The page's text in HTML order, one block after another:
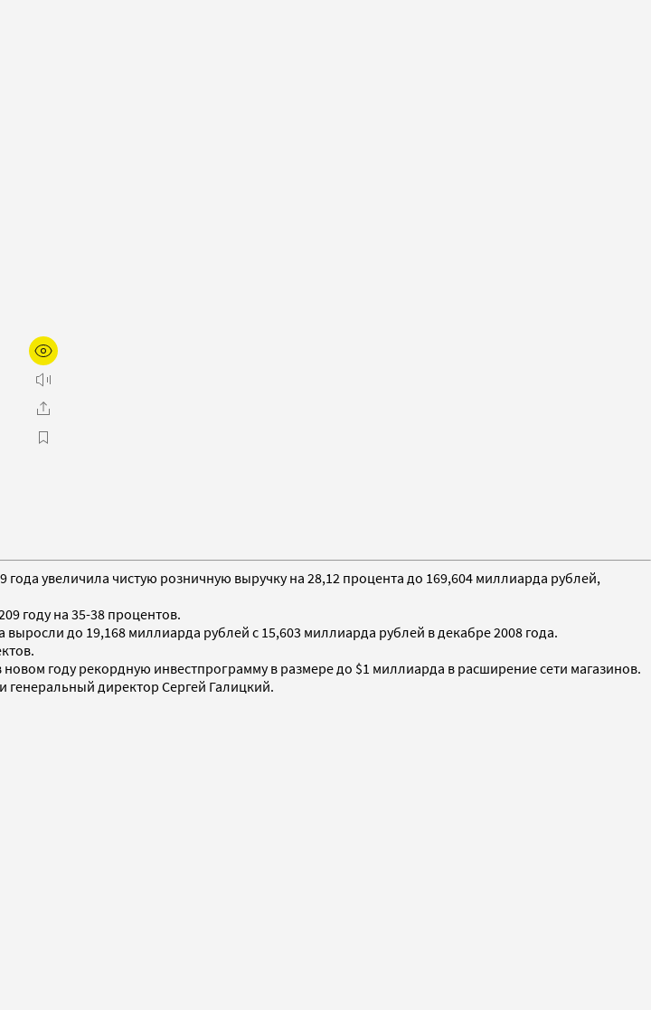
увеличила чистую розничную выручку на 28,12 процента до 169,604 миллиарда рублей,
году на 35-38 процентов.
до 19,168 миллиарда рублей с 15,603 миллиарда рублей в декабре 2008 года.
году рекордную инвестпрограмму в размере до $1 миллиарда в расширение сети магазинов.
генеральный директор Сергей Галицкий.